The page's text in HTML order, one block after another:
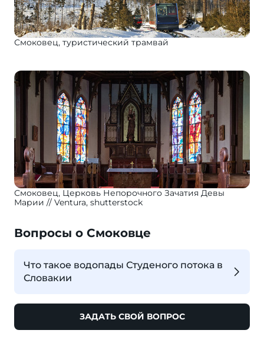
Смоковец, туристический трамвай
Смоковец, Церковь Непорочного Зачатия Девы
Марии
Ventura, shutterstock
Вопросы о Смоковце
Что такое водопады Студеного потока в
Словакии
ЗАДАТЬ СВОЙ ВОПРОС